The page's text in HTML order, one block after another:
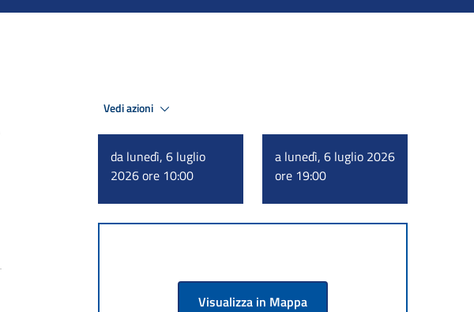
Vedi azioni
da lunedì, 6 luglio
2026 ore 10:00
a lunedì, 6 luglio 2026
ore 19:00
Visualizza in Mappa